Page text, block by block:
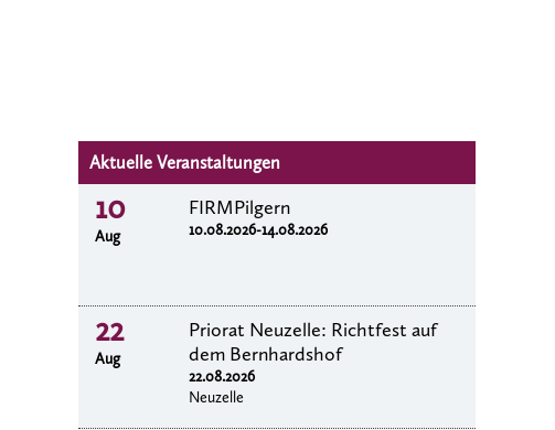
Aktuelle Veranstaltungen
10
Aug
FIRMPilgern
10.08.2026-14.08.2026
22
Aug
Priorat Neuzelle: Richtfest auf
dem Bernhardshof
22.08.2026
Neuzelle